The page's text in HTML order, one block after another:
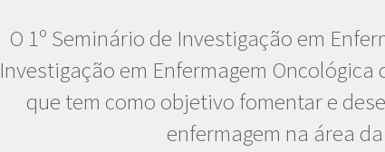
O 1º Seminário de Investigação em
Investigação em Enfermagem
que tem como objetivo fomentar e
enfermagem na área